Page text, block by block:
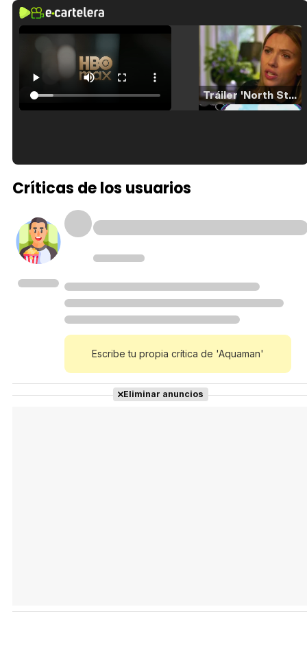
Tráiler 'North Star' (2023)
Tráiler Oficial en VOSE 'The Audacity'
Críticas de los usuarios
Escribe tu propia crítica de 'Aquaman'
Eliminar anuncios